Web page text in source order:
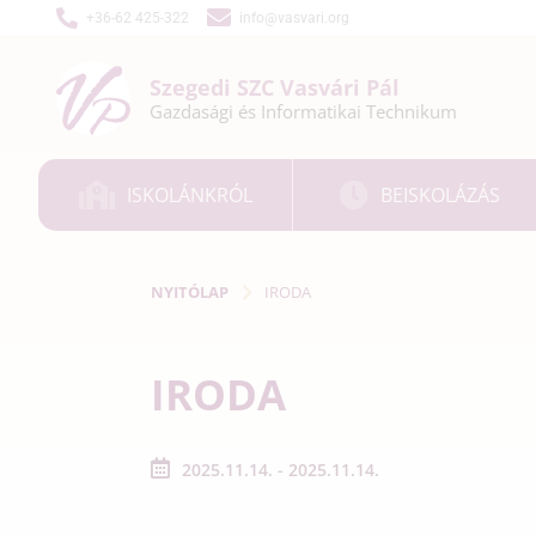
+36-62 425-322 info@vasvari.org
Szegedi SZC Vasvári Pál
Gazdasági és Informatikai Technikum
ISKOLÁNKRÓL BEISKOLÁZÁS
NYITÓLAP IRODA
IRODA
2025.11.14. - 2025.11.14.